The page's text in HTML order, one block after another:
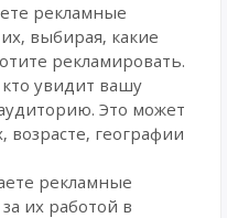
рекламные
выбирая, какие
рекламировать.
увидит вашу
Это может
возрасте, географии
рекламные
их работой в